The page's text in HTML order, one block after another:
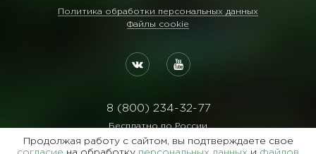
Политика обработки персональных данных
Файлы cookie
8 (800) 234-32-77
Бесплатно по России
Реквизиты:
Продолжая работу с сайтом, вы подтверждаете свое